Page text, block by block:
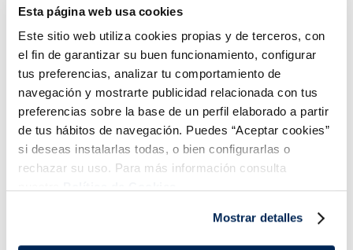
Esta página web usa cookies
Este sitio web utiliza cookies propias y de terceros, con
el fin de garantizar su buen funcionamiento, configurar
tus preferencias, analizar tu comportamiento de
navegación y mostrarte publicidad relacionada con tus
preferencias sobre la base de un perfil elaborado a partir
de tus hábitos de navegación. Puedes “Aceptar cookies”
si deseas instalarlas todas, o bien configurarlas o
rechazar su uso. Para más información consulta
Mostrar detalles
Combina-ho i fes un menú de 10!